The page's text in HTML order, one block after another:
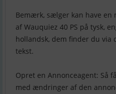
Bemærk, sælger kan have en
af Wauquiez 40 PS på tysk,
hollandsk, dem finder du via
tekst.
Opret en Annonceagent: Så
med ændringer af den